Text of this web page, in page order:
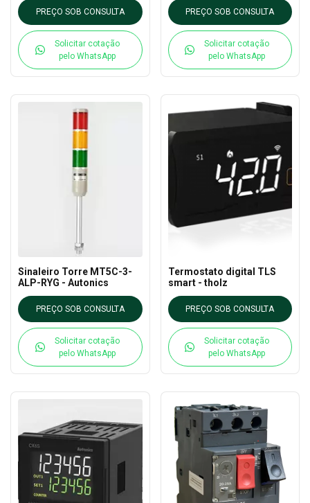
PREÇO SOB CONSULTA
Solicitar cotação
pelo WhatsApp
PREÇO SOB CONSULTA
Solicitar cotação
pelo WhatsApp
Sinaleiro Torre MT5C-3-
ALP-RYG - Autonics
PREÇO SOB CONSULTA
Solicitar cotação
pelo WhatsApp
Termostato digital TLS
smart - tholz
PREÇO SOB CONSULTA
Solicitar cotação
pelo WhatsApp